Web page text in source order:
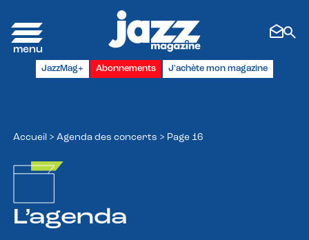
JazzMag+ Abonnements J'achète mon magazine
Accueil > Agenda des concerts > Page 16
L’agenda